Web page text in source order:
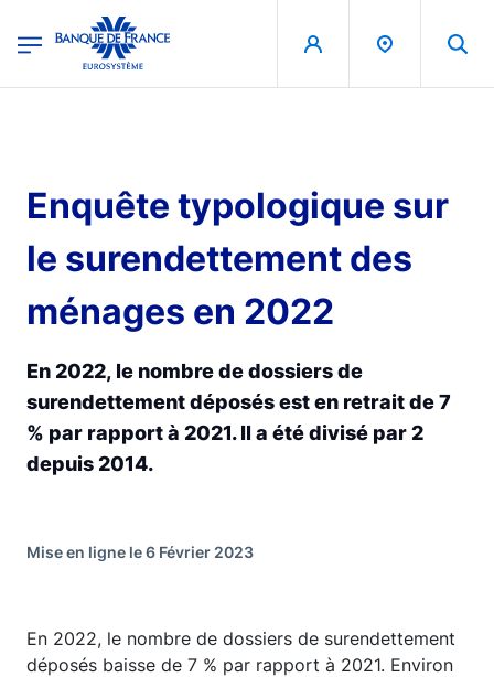
Banque de France - Menu Principal
Enquête typologique sur
le surendettement des
ménages en 2022
En 2022, le nombre de dossiers de
surendettement déposés est en retrait de 7
% par rapport à 2021. Il a été divisé par 2
depuis 2014.
Mise en ligne le 6 Février 2023
En 2022, le nombre de dossiers de surendettement
déposés baisse de 7 % par rapport à 2021. Environ